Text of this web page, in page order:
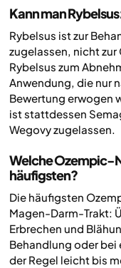
Kann man
Rybelsus ist zur
zugelassen, nicht
Rybelsus zum
Anwendung, die nur
Bewertung erwogen
ist stattdessen
Wegovy zugelassen.
Welche Ozempic-
häufigsten?
Die häufigsten
Magen-Darm-Trakt:
Erbrechen und
Behandlung oder bei
der Regel leicht bis